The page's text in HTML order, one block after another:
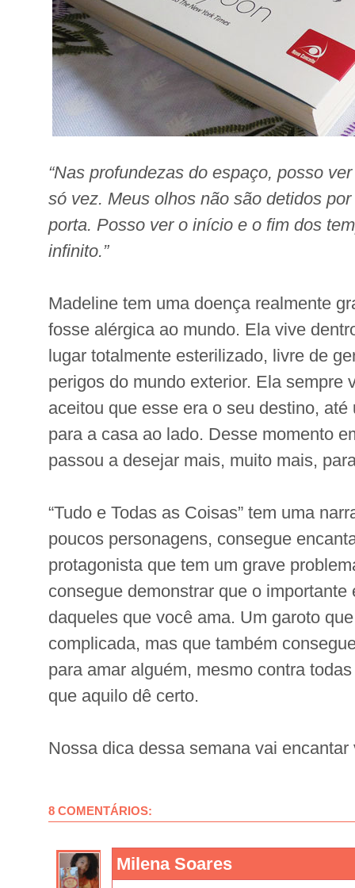
“Nas profundezas do espaço, posso
só vez. Meus olhos não são detidos
porta. Posso ver o início e o fim dos
infinito.”
Madeline tem uma doença realmente
fosse alérgica ao mundo. Ela vive
lugar totalmente esterilizado, livre de
perigos do mundo exterior. Ela sempre
aceitou que esse era o seu destino,
para a casa ao lado. Desse momento
passou a desejar mais, muito mais,
“Tudo e Todas as Coisas” tem uma
poucos personagens, consegue
protagonista que tem um grave
consegue demonstrar que o importante
daqueles que você ama. Um garoto
complicada, mas que também
para amar alguém, mesmo contra
que aquilo dê certo.
Nossa dica dessa semana vai encantar
8 COMENTÁRIOS:
Milena Soares